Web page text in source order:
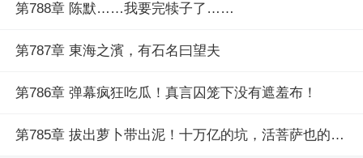
第788章 陈默……我要完犊子了……
第787章 東海之濱，有石名曰望夫
第786章 弹幕疯狂吃瓜！真言囚笼下没有遮羞布！
第785章 拔出萝卜带出泥！十万亿的坑，活菩萨也的放点血！